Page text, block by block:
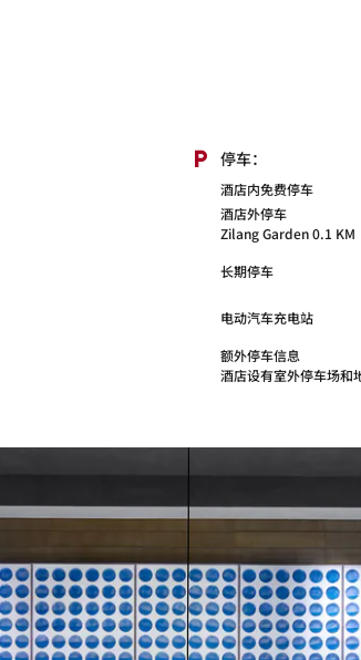
停车：
酒店内免费停车
酒店外停车
Zilang Garden 0.1 KM
长期停车
电动汽车充电站
额外停车信息
酒店设有室外停车场和